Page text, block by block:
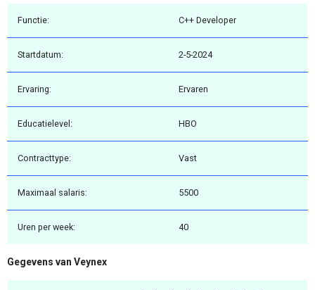
Functie: C++ Developer
Startdatum: 2-5-2024
Ervaring: Ervaren
Educatielevel: HBO
Contracttype: Vast
Maximaal salaris: 5500
Uren per week: 40
Gegevens van Veynex